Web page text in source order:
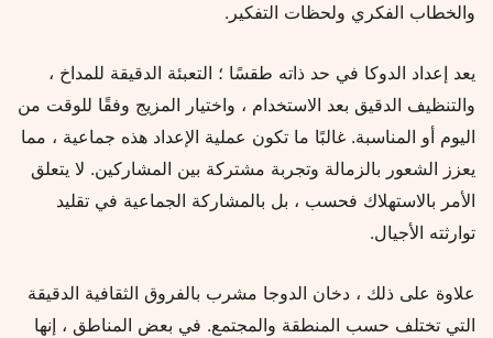
والخطاب الفكري ولحظات التفكير.
يعد إعداد الدوكا في حد ذاته طقسًا ؛ التعبئة الدقيقة للمداخ ،
والتنظيف الدقيق بعد الاستخدام ، واختيار المزيج وفقًا للوقت من
اليوم أو المناسبة. غالبًا ما تكون عملية الإعداد هذه جماعية ، مما
يعزز الشعور بالزمالة وتجربة مشتركة بين المشاركين. لا يتعلق
الأمر بالاستهلاك فحسب ، بل بالمشاركة الجماعية في تقليد
توارثته الأجيال.
علاوة على ذلك ، دخان الدوجا مشرب بالفروق الثقافية الدقيقة
التي تختلف حسب المنطقة والمجتمع. في بعض المناطق ، إنها